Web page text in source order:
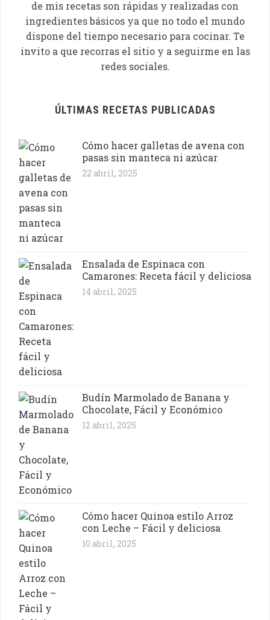
de mis recetas son rápidas y realizadas con
ingredientes básicos ya que no todo el mundo
dispone del tiempo necesario para cocinar. Te
invito a que recorras el sitio y a seguirme en las
redes sociales.
ÚLTIMAS RECETAS PUBLICADAS
Cómo hacer galletas de avena con
pasas sin manteca ni azúcar
22 abril, 2025
Ensalada de Espinaca con
Camarones: Receta fácil y deliciosa
14 abril, 2025
Budín Marmolado de Banana y
Chocolate, Fácil y Económico
12 abril, 2025
Cómo hacer Quinoa estilo Arroz
con Leche – Fácil y deliciosa
10 abril, 2025